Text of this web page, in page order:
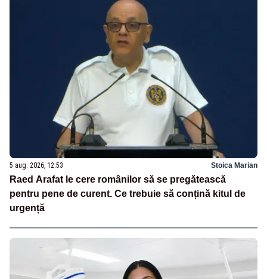
5 aug. 2026, 12:53 Stoica Marian
Raed Arafat le cere românilor să se pregătească
pentru pene de curent. Ce trebuie să conțină kitul de
urgență